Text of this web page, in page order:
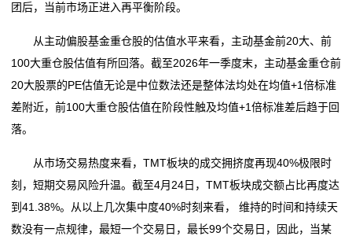
团后，当前市场正进入再平衡阶段。
从主动偏股基金重仓股的估值水平来看，主动基金前20大、前
100大重仓股估值有所回落。截至2026年一季度末，主动基金重仓前
20大股票的PE估值无论是中位数法还是整体法均处在均值+1倍标准
差附近，前100大重仓股估值在阶段性触及均值+1倍标准差后趋于回
落。
从市场交易热度来看，TMT板块的成交拥挤度再现40%极限时
刻，短期交易风险升温。截至4月24日，TMT板块成交额占比再度达
到41.38%。从以上几次集中度40%时刻来看， 维持的时间和持续天
数没有一点规律，最短一个交易日，最长99个交易日，因此，当某